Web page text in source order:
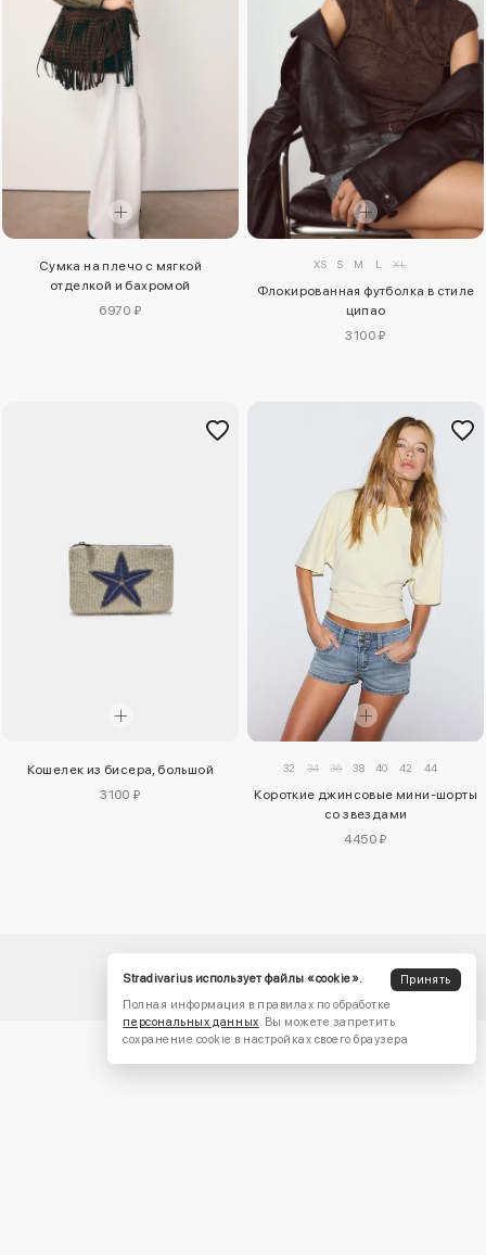
Сумка на плечо с мягкой
отделкой и бахромой
6970 ₽
XS S M L XL
Флокированная футболка в стиле
ципао
3100 ₽
Кошелек из бисера, большой
3100 ₽
32 34 36 38 40 42 44
Короткие джинсовые мини-шорты
со звездами
4450 ₽
Stradivarius использует файлы «cookie».
Принять
Полная информация в правилах по обработке
персональных данных. Вы можете запретить
сохранение cookie в настройках своего браузера